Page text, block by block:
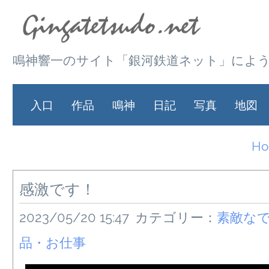
鳴神響一のサイト「銀河鉄道ネット」によ
入口 作品 鳴神 日記 写真 地図
感激です！
2023/05/20 15:47 カテゴリー： 素敵な
品・お仕事